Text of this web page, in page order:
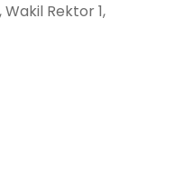
Rektor 1,